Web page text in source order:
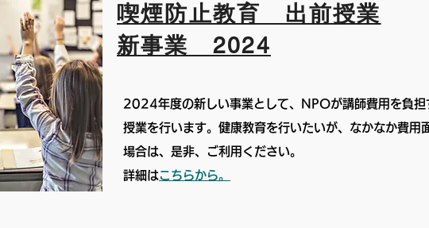
喫煙防止教育 出前授業
新事業 2024
2024年度の新しい事業として、NPOが講師費用を負担
授業を行います。健康教育を行いたいが、なかなか費用
場合は、是非、ご利用ください。
詳細はこちらから。